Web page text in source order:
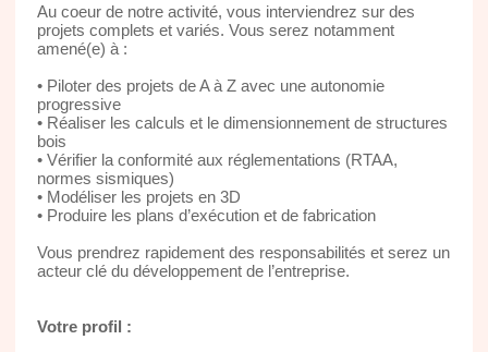
Au coeur de notre activité, vous interviendrez sur des
projets complets et variés. Vous serez notamment
amené(e) à :
• Piloter des projets de A à Z avec une autonomie
progressive
• Réaliser les calculs et le dimensionnement de structures
bois
• Vérifier la conformité aux réglementations (RTAA,
normes sismiques)
• Modéliser les projets en 3D
• Produire les plans d’exécution et de fabrication
Vous prendrez rapidement des responsabilités et serez un
acteur clé du développement de l’entreprise.
Votre profil :